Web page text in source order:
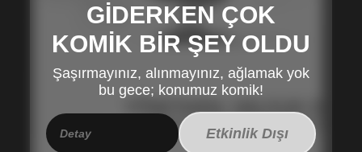
GİDERKEN ÇOK
KOMİK BİR ŞEY OLDU
Şaşırmayınız, alınmayınız, ağlamak yok
bu gece; konumuz komik!
Detay Etkinlik Dışı